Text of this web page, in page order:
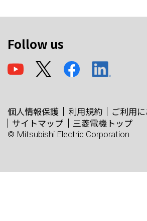
Follow us
個人情報保護 利用規約
ご利用
サイトマップ
三菱電機トップ
© Mitsubishi Electric Corporation